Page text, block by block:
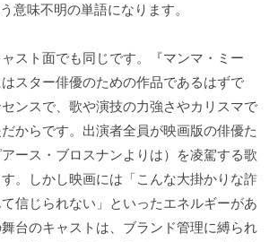
意味不明の単語になります。
スト面でも同じです。『マンマ・ミー
スター俳優のための作品であるはずで
ンスで、歌や演技の力強さやカリスマで
だからです。出演者全員が映画版の俳優た
ース・ブロスナンよりは）を凌駕する歌
。しかし映画には「こんな大掛かりな詐
信じられない」といったエネルギーがあ
台のキャストは、ブランド管理に縛られ